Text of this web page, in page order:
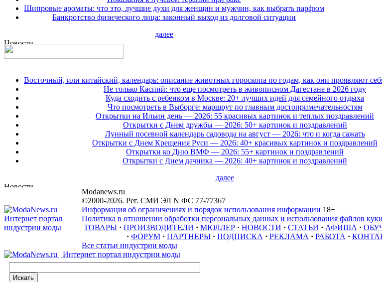
Шипровые ароматы: что это, лучшие духи для женщин и мужчин, как выбрать парфюм
Банкротство физического лица: законный выход из долговой ситуации
далее
Восточный, или китайский, календарь: описание животных гороскопа по годам, как они проявляют
Не только Каспий: что еще посмотреть в живописном Дагестане в 2026 году
Куда сходить с ребенком в Москве: 20+ лучших идей для семейного отдыха
Что посмотреть в Выборге: маршрут по главным достопримечательностям
Открытки на Ильин день — 2026: 55 красивых картинок и теплых поздравлений
Открытки с Днем дружбы — 2026: 50+ картинок и поздравлений
Лунный посевной календарь садовода на август — 2026: что и когда сажать
Открытки с Днем Крещения Руси — 2026: 40+ красивых картинок и поздравлений
Открытки ко Дню ВМФ — 2026: 55+ картинок и поздравлений
Открытки с Днем дачника — 2026: 40+ картинок и поздравлений
далее
Modanews.ru
©2000-2026. Рег. СМИ ЭЛ N ФС 77-77367
Информация об ограничениях и порядок использования информации 18+
Политика в отношении обработки персональных данных и использования файлов
ТОВАРЫ · ПРОИЗВОДИТЕЛИ · МЮЛЛЕР · НОВОСТИ · СТАТЬИ · АФИША ·
· ФОРУМ · ПАРТНЕРЫ · ПОДПИСКА · РЕКЛАМА · РАБОТА ·
Все статьи индустрии моды